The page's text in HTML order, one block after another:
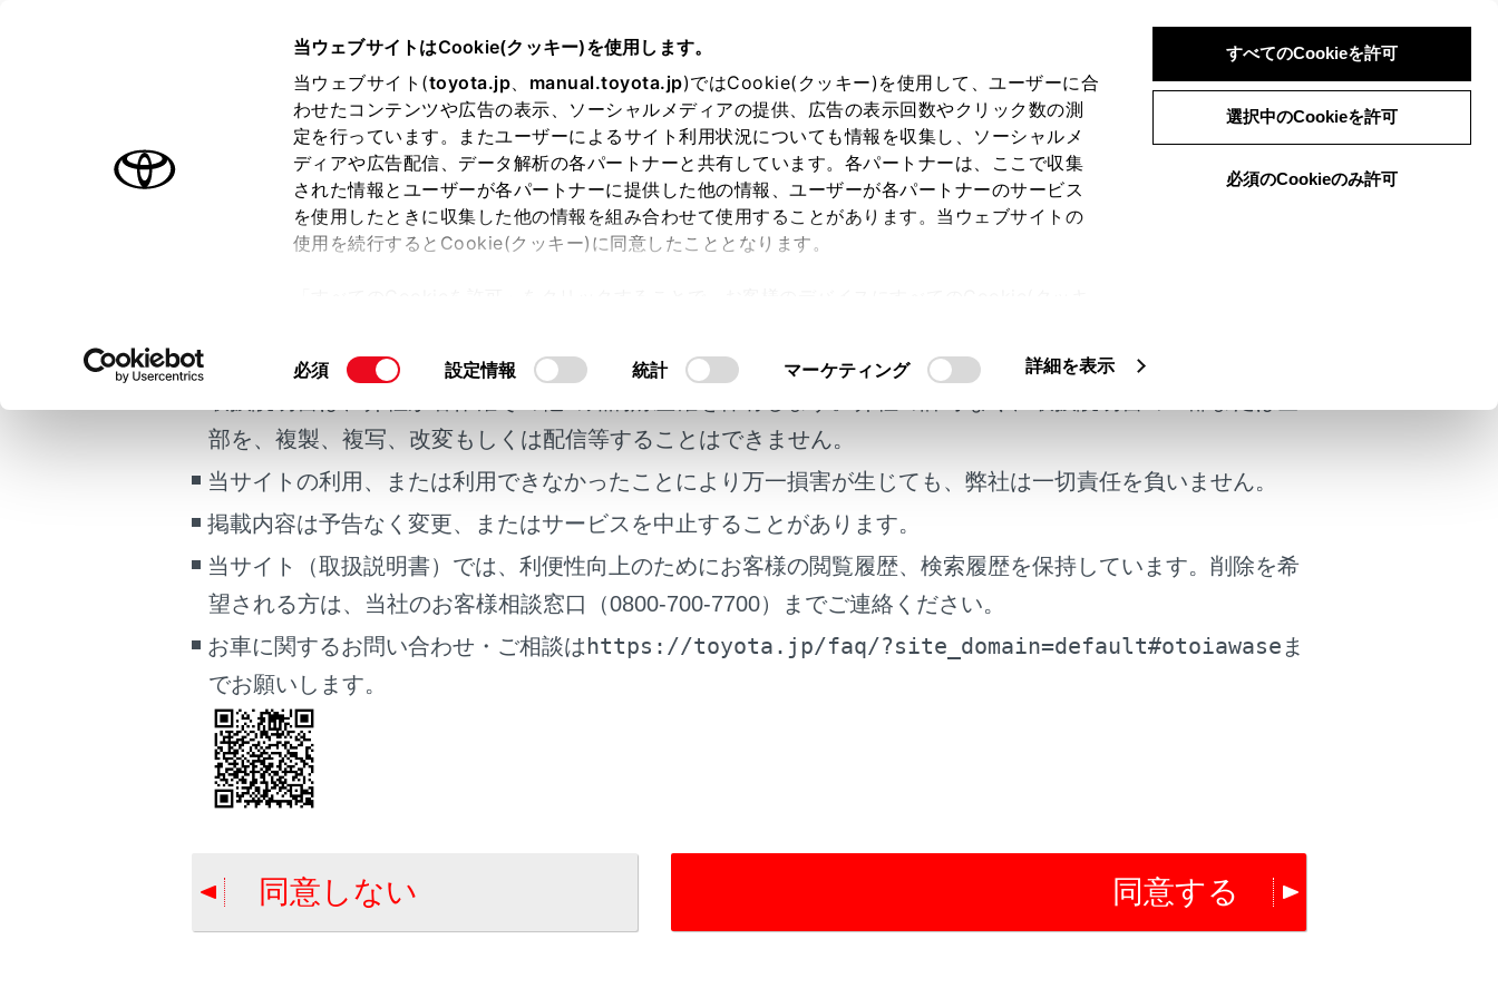
当ウェブサイトはCookie(クッキー)を使用します。
当ウェブサイト(toyota.jp、 manual.toyota.jp)ではCookie(クッキー)を使用して、ユーザーに合
わせたコンテンツや広告の表示、ソーシャルメディアの提供、広告の表示回数やクリック数の測
定を行っています。またユーザーによるサイト利用状況についても情報を収集し、ソーシャルメ
ディアや広告配信、データ解析の各パートナーと共有しています。各パートナーは、ここで収集
された情報とユーザーが各パートナーに提供した他の情報、ユーザーが各パートナーのサービス
を使用したときに収集した他の情報を組み合わせて使用することがあります。当ウェブサイトの
使用を続行するとCookie(クッキー)に同意したこととなります。
て」をご覧ください。
同
の
選
択
必須 設定情報 統計 マーケティング 詳細を表示
すべてのCookieを許可
選択中のCookieを許可
必須のCookieのみ許可
はじめに
安全・安心のために
プラグインハイブリッドシステム
室内装備・機能
マルチメディア
お手入れのしかた
万一の場合には
ブックマーク
あとで読む
画面表示設定
サイト利用について
運転 ランプのつけ方・ワイパーの使い方
リヤフォグランプスイッチ
合わせて見られているページ
Toyota Safety Sense
ドライブモードセレクトスイッチ
LTA（レーントレーシングアシスト）
このページは役に立ちましたか？
ご利用の条件
掲載している取扱説明書はお客様の年式に合致しない場合があります。
部を、複製、複写、改変もしくは配信等することはできません。
当サイトの利用、または利用できなかったことにより万一損害が生じても、弊社は一切責任を負いません。
掲載内容は予告なく変更、またはサービスを中止することがあります。
当サイト（取扱説明書）では、利便性向上のためにお客様の閲覧履歴、検索履歴を保持しています。削除を希
望される方は、当社のお客様相談窓口（0800-700-7700）までご連絡ください。
お車に関するお問い合わせ・ご相談はhttps://toyota.jp/faq/?site_domain=default#otoiawase ま
でお願いします。
同意しない 同意する